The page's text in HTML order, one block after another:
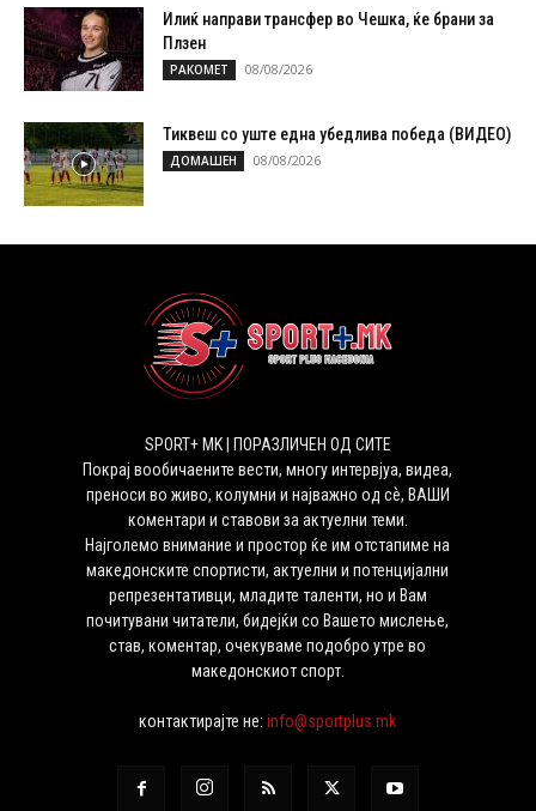
Илиќ направи трансфер во Чешка, ќе брани за
Плзен
РАКОМЕТ 08/08/2026
Тиквеш со уште една убедлива победа (ВИДЕО)
ДОМАШЕН 08/08/2026
SPORT+ MK | ПОРАЗЛИЧЕН ОД СИТЕ
Покрај вообичаените вести, многу интервјуа, видеа,
преноси во живо, колумни и најважно од сѐ, ВАШИ
коментари и ставови за актуелни теми.
Најголемо внимание и простор ќе им отстапиме на
македонските спортисти, актуелни и потенцијални
репрезентативци, младите таленти, но и Вам
почитувани читатели, бидејќи со Вашето мислење,
став, коментар, очекуваме подобро утре во
македонскиот спорт.
контактирајте не:info@sportplus.mk